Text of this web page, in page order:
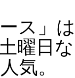
ス」
曜日
気。